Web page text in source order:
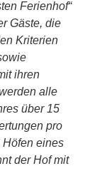
Ferienhof“
Gäste, die
Kriterien
ihren
alle
über 15
pro
eines
der Hof mit